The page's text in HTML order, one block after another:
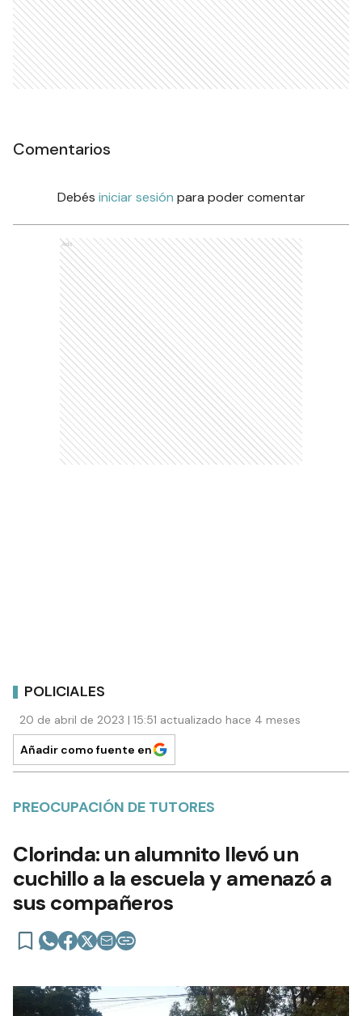
Comentarios
Debés iniciar sesión para poder comentar
Ads
POLICIALES
20 de abril de 2023 | 15:51 actualizado hace 4 meses
Añadir como fuente en
PREOCUPACIÓN DE TUTORES
Clorinda: un alumnito llevó un
cuchillo a la escuela y amenazó a
sus compañeros